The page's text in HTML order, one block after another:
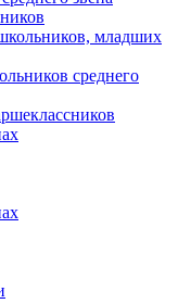
младших
среднего